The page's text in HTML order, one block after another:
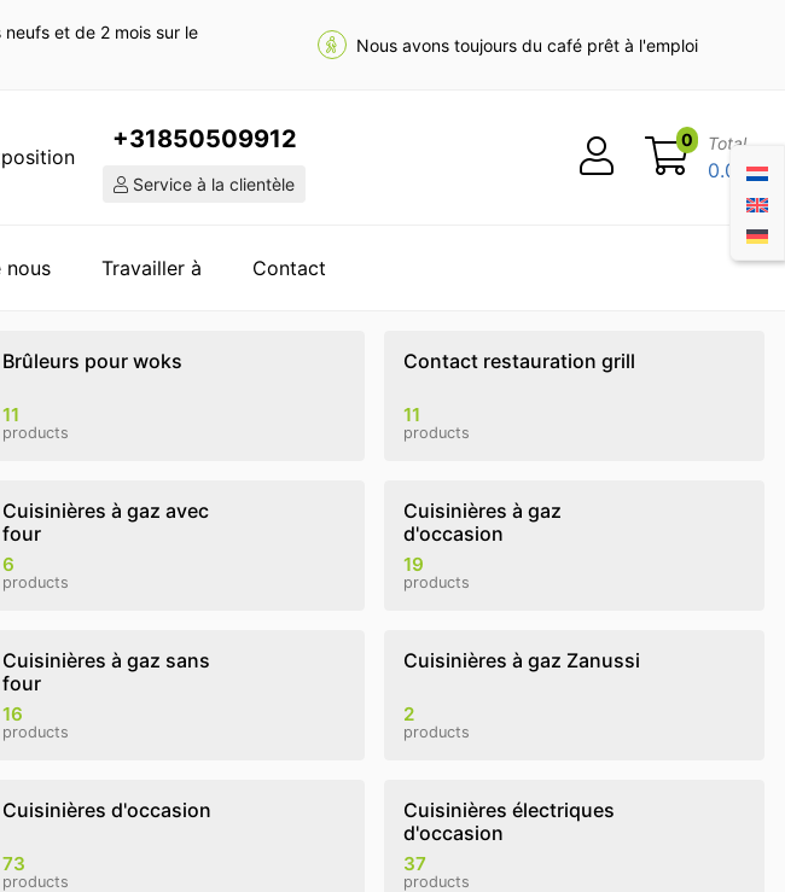
et de 2 mois sur le
Nous avons toujours du café prêt à l'emploi
+31850509912
Service à la clientèle
0 Total
0.00
nous Travailler à Contact
Brûleurs pour woks
11
products
Contact restauration grill
11
products
Cuisinières à gaz avec
four
6
products
Cuisinières à gaz
d'occasion
19
products
Cuisinières à gaz sans
four
16
products
Cuisinières à gaz Zanussi
2
products
Cuisinières d'occasion
73
products
Cuisinières électriques
d'occasion
37
products